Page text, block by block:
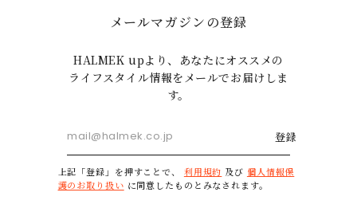
メールマガジンの登録
HALMEK upより、あなたにオススメの
ライフスタイル情報をメールでお届けしま
す。
登録
上記「登録」を押すことで、 利用規約 及び 個人情報保
護のお取り扱い に同意したものとみなされます。